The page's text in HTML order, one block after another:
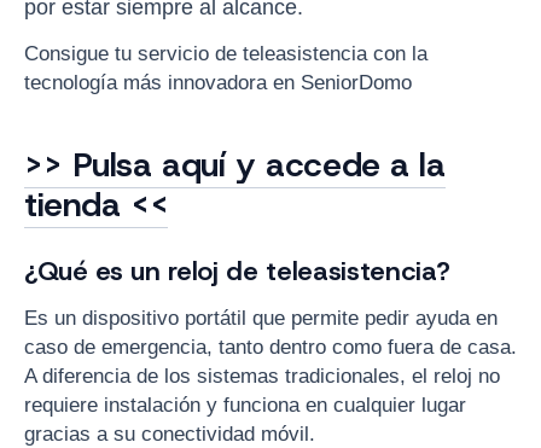
por estar siempre al alcance.
Consigue tu servicio de teleasistencia con la
tecnología más innovadora en SeniorDomo
>> Pulsa aquí y accede a la
tienda <<
¿Qué es un reloj de teleasistencia?
Es un dispositivo portátil que permite pedir ayuda en
caso de emergencia, tanto dentro como fuera de casa.
A diferencia de los sistemas tradicionales, el reloj no
requiere instalación y funciona en cualquier lugar
gracias a su conectividad móvil.